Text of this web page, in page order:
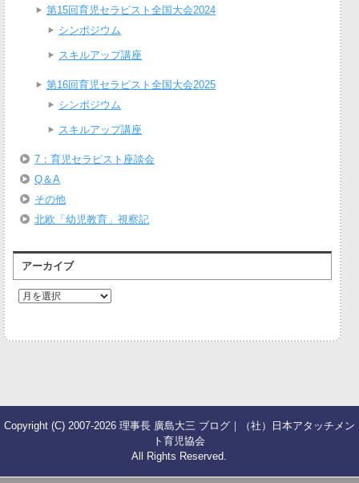
第15回育児セラピスト全国大会2024
シンポジウム
スキルアップ講座
第16回育児セラピスト全国大会2025
シンポジウム
スキルアップ講座
7：育児セラピスト座談会
Q＆A
その他
北欧「幼児教育」視察記
アーカイブ
ア
イ
Copyright (C) 2007-2026 理事長 廣島大三 ブログ｜（社）日本アタッチメン
ト育児協会
All Rights Reserved.